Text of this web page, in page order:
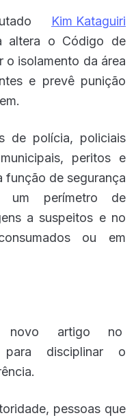
Kim Kataguiri
altera o Código de
o isolamento da área
e prevê punição
de polícia, policiais
peritos e
função de segurança
um perímetro de
a suspeitos e no
ou em
artigo no
disciplinar o
pessoas que